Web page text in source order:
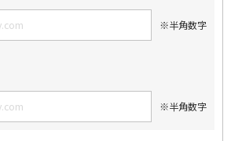
※半角数字
※半角数字